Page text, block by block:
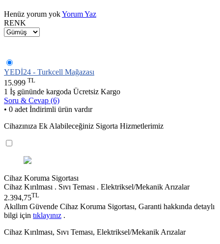
Henüz yorum yokYorum Yaz
RENK
YEDİ24 - Turkcell Mağazası
15.999 TL
1 İş gününde kargoda Ücretsiz Kargo
Soru & Cevap (6)
• 0 adet İndirimli ürün vardır
Cihazınıza Ek Alabileceğiniz Sigorta Hizmetlerimiz
Cihaz Koruma Sigortası
Cihaz Kırılması . Sıvı Teması . Elektriksel/Mekanik Arızalar
2.394,75TL
Akıllım Güvende Cihaz Koruma Sigortası, Garanti hakkında detaylı
bilgi için tıklayınız .
Cihaz Kırılması, Sıvı Teması, Elektriksel/Mekanik Arızalar